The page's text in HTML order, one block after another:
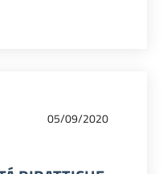
05/09/2020